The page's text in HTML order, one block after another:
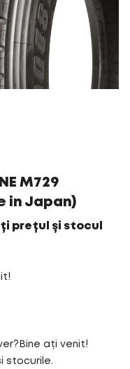
M729
in Japan)
prețul și stocul
ați venit!
stocurile.